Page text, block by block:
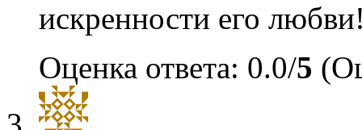
искренности его
Оценка ответа: 0.0/5